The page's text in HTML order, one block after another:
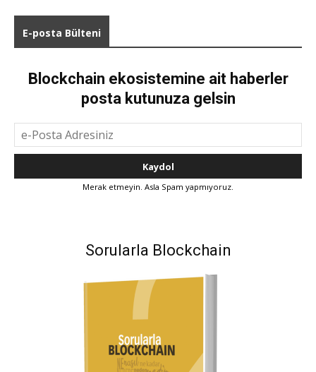
E-posta Bülteni
Blockchain ekosistemine ait haberler
posta kutunuza gelsin
Merak etmeyin. Asla Spam yapmıyoruz.
Sorularla Blockchain